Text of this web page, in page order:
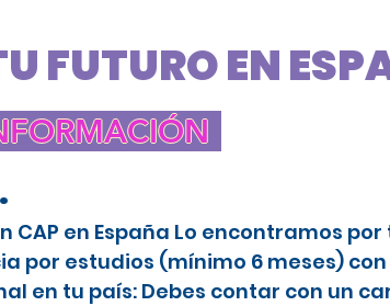
FUTURO EN
en España Lo encontramos por
por estudios (mínimo 6 meses)
en tu país: Debes contar con un